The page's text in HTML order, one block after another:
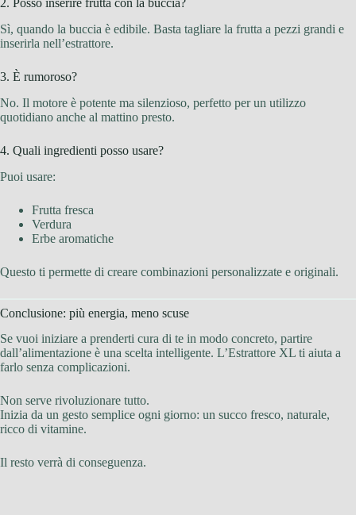
2. Posso inserire frutta con la buccia?
Sì, quando la buccia è edibile. Basta tagliare la frutta a pezzi grandi e
inserirla nell’estrattore.
3. È rumoroso?
No. Il motore è potente ma silenzioso, perfetto per un utilizzo
quotidiano anche al mattino presto.
4. Quali ingredienti posso usare?
Puoi usare:
Frutta fresca
Verdura
Erbe aromatiche
Questo ti permette di creare combinazioni personalizzate e originali.
Conclusione: più energia, meno scuse
Se vuoi iniziare a prenderti cura di te in modo concreto, partire
dall’alimentazione è una scelta intelligente. L’Estrattore XL ti aiuta a
farlo senza complicazioni.
Non serve rivoluzionare tutto.
Inizia da un gesto semplice ogni giorno: un succo fresco, naturale,
ricco di vitamine.
Il resto verrà di conseguenza.